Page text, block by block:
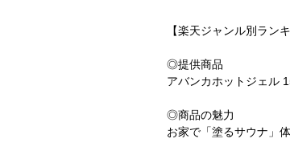
【楽天ジャンル別ラン
◎提供商品
アバンカホットジェル
◎商品の魅力
お家で「塗るサウナ」体